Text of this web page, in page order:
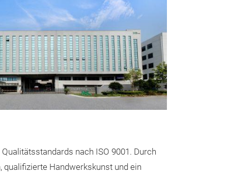
nach ISO 9001. Durch
Handwerkskunst und ein